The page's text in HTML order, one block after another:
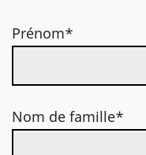
Prénom*
Nom de famille*